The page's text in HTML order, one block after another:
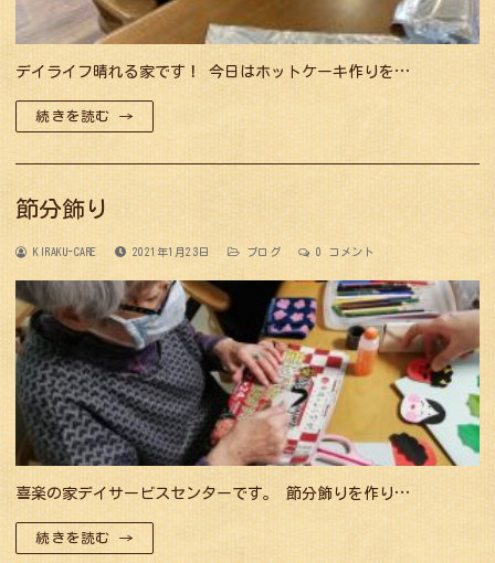
デイライフ晴れる家です！ 今日はホットケーキ作りを…
続きを読む →
節分飾り
KIRAKU-CARE 2021年1月23日 ブログ 0 コメント
喜楽の家デイサービスセンターです。 節分飾りを作り…
続きを読む →